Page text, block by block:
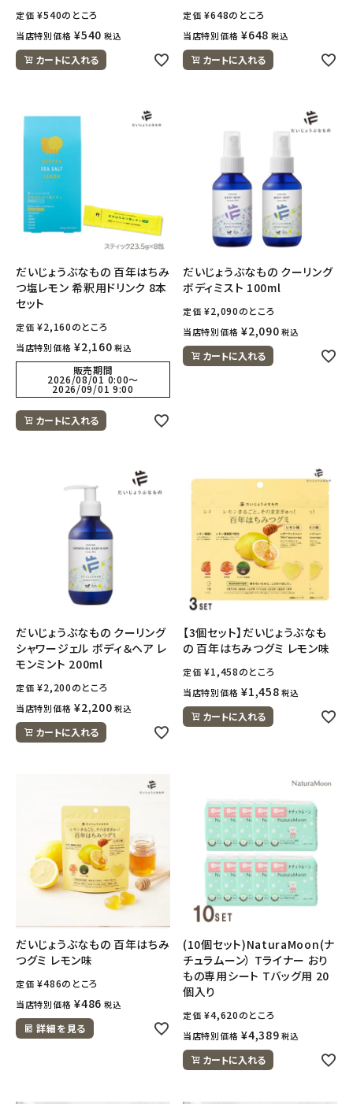
定価 ¥540のところ
当店特別価格 ¥540 税込
カートに入れる
定価 ¥648のところ
当店特別価格 ¥648 税込
カートに入れる
だいじょうぶなもの 百年はちみ
つ塩レモン 希釈用ドリンク 8本
セット
定価 ¥2,160のところ
当店特別価格 ¥2,160 税込
販売期間
2026/08/01 0:00〜
2026/09/01 9:00
カートに入れる
だいじょうぶなもの クーリング
ボディミスト 100ml
定価 ¥2,090のところ
当店特別価格 ¥2,090 税込
カートに入れる
だいじょうぶなもの クーリング
シャワージェル ボディ＆ヘア レ
モンミント 200ml
定価 ¥2,200のところ
当店特別価格 ¥2,200 税込
カートに入れる
【3個セット】だいじょうぶなも
の 百年はちみつグミ レモン味
定価 ¥1,458のところ
当店特別価格 ¥1,458 税込
カートに入れる
だいじょうぶなもの 百年はちみ
つグミ レモン味
定価 ¥486のところ
当店特別価格 ¥486 税込
詳細を見る
(10個セット)NaturaMoon(ナ
チュラムーン） Tライナー おり
もの専用シート Tバッグ用 20
個入り
定価 ¥4,620のところ
当店特別価格 ¥4,389 税込
カートに入れる